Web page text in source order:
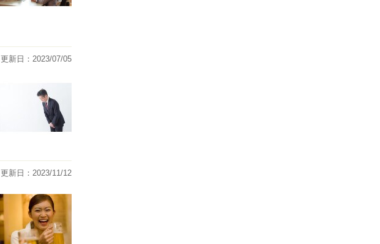
更新日：2023/07/05
更新日：2023/11/12